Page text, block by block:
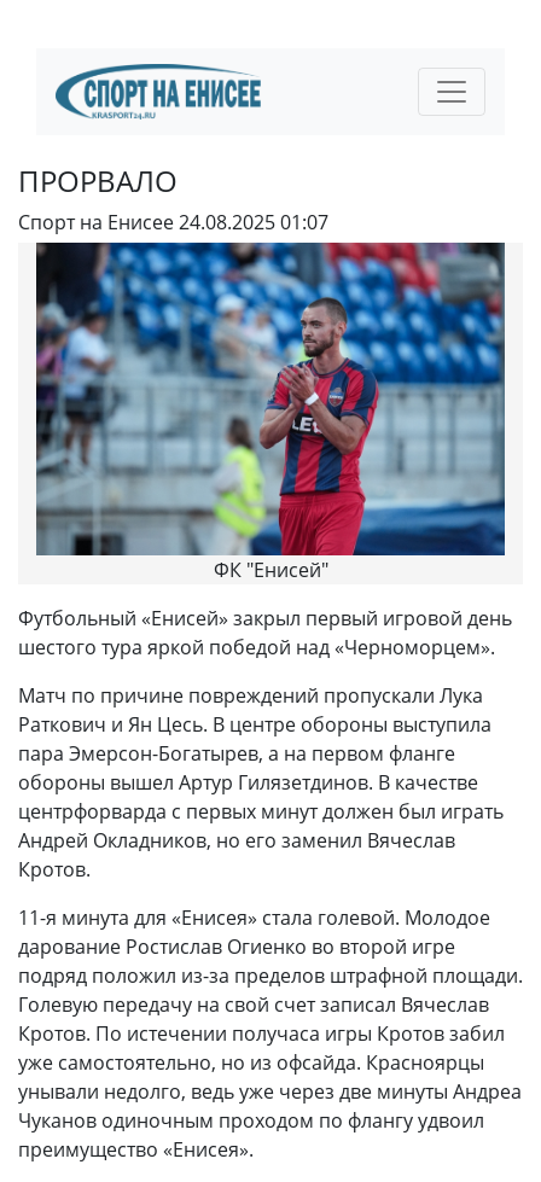
ПРОРВАЛО
Спорт на Енисее24.08.2025 01:07
ФК "Енисей"
Футбольный «Енисей» закрыл первый игровой день
шестого тура яркой победой над «Черноморцем».
Матч по причине повреждений пропускали Лука
Раткович и Ян Цесь. В центре обороны выступила
пара Эмерсон-Богатырев, а на первом фланге
обороны вышел Артур Гилязетдинов. В качестве
центрфорварда с первых минут должен был играть
Андрей Окладников, но его заменил Вячеслав
Кротов.
11-я минута для «Енисея» стала голевой. Молодое
дарование Ростислав Огиенко во второй игре
подряд положил из-за пределов штрафной площади.
Голевую передачу на свой счет записал Вячеслав
Кротов. По истечении получаса игры Кротов забил
уже самостоятельно, но из офсайда. Красноярцы
унывали недолго, ведь уже через две минуты Андреа
Чуканов одиночным проходом по флангу удвоил
преимущество «Енисея».